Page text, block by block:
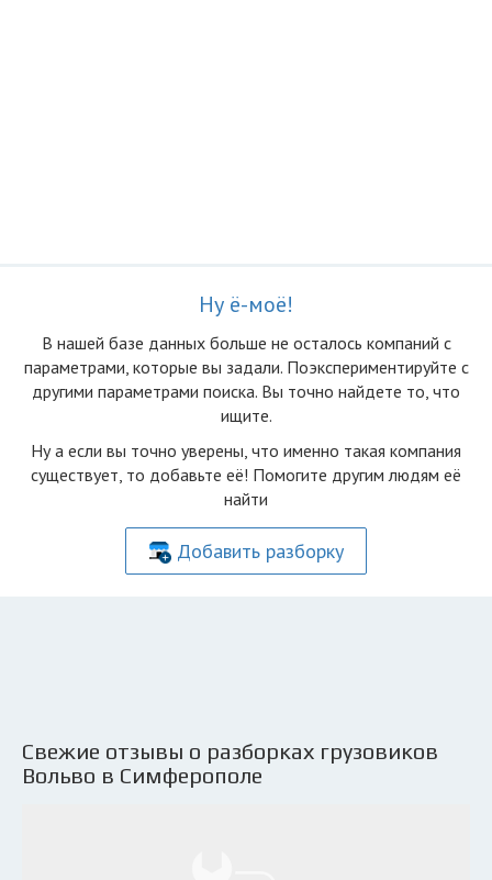
Ну ё-моё!
В нашей базе данных больше не осталоcь компаний с
параметрами, которые вы задали. Поэкспериментируйте с
другими параметрами поиска. Вы точно найдете то, что
ищите.
Ну а если вы точно уверены, что именно такая компания
существует, то добавьте её! Помогите другим людям её
найти
Добавить разборку
Свежие отзывы о разборках грузовиков
Вольво в Симферополе